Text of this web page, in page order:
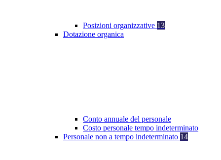
Posizioni organizzative 13
Dotazione organica
Conto annuale del personale
Costo personale tempo indeterminato
Personale non a tempo indeterminato 14